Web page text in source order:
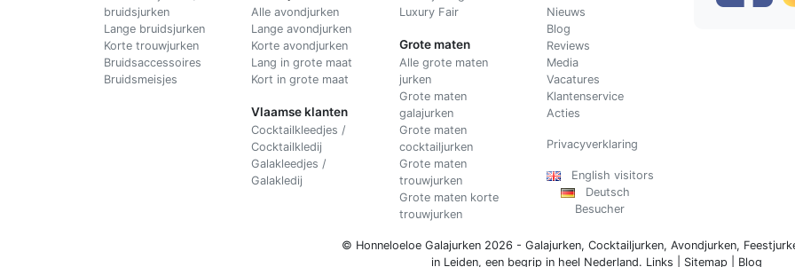
bruidsjurken
Lange bruidsjurken
Korte trouwjurken
Bruidsaccessoires
Bruidsmeisjes
Alle avondjurken
Lange avondjurken
Korte avondjurken
Lang in grote maat
Kort in grote maat
Vlaamse klanten
Cocktailkleedjes /
Cocktailkledij
Galakleedjes /
Galakledij
Luxury Fair
Grote maten
Alle grote maten
jurken
Grote maten
galajurken
Grote maten
cocktailjurken
Grote maten
trouwjurken
Grote maten korte
trouwjurken
Nieuws
Blog
Reviews
Media
Vacatures
Klantenservice
Acties
Privacyverklaring
English visitors
Deutsch
Besucher
© Honneloeloe Galajurken 2026 - Galajurken, Cocktailjurken, Avondjurken,
in Leiden, een begrip in heel Nederland. Links Sitemap Blog